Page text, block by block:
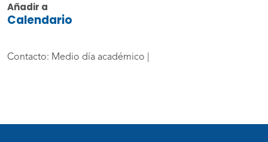
Añadir a
Calendario
Contacto: Medio día académico |